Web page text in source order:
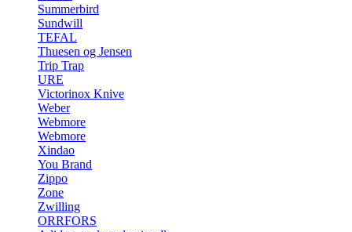
Summerbird
Sundwill
TEFAL
Thuesen og Jensen
Trip Trap
URE
Victorinox Knive
Weber
Webmore
Webmore
Xindao
You Brand
Zippo
Zone
Zwilling
ORRFORS